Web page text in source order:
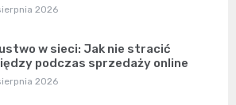
2026
w sieci: Jak nie stracić
podczas sprzedaży online
2026